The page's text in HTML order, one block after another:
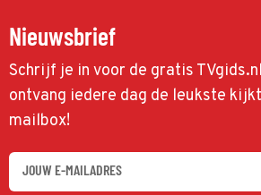
Nieuwsbrief
Schrijf je in voor de gratis
ontvang iedere dag de leukste
mailbox!